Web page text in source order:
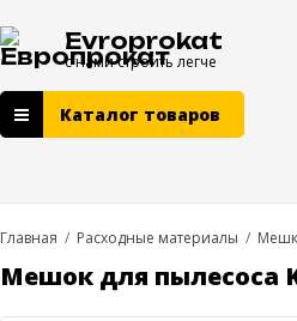
Evroprokat
с нами строить легче
Каталог товаров
Главная / Расходные материалы /
Мешок для пылесоса